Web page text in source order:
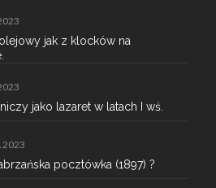
jak z klocków na
jako lazaret w latach I wś.
2023
pocztówka (1897) ?